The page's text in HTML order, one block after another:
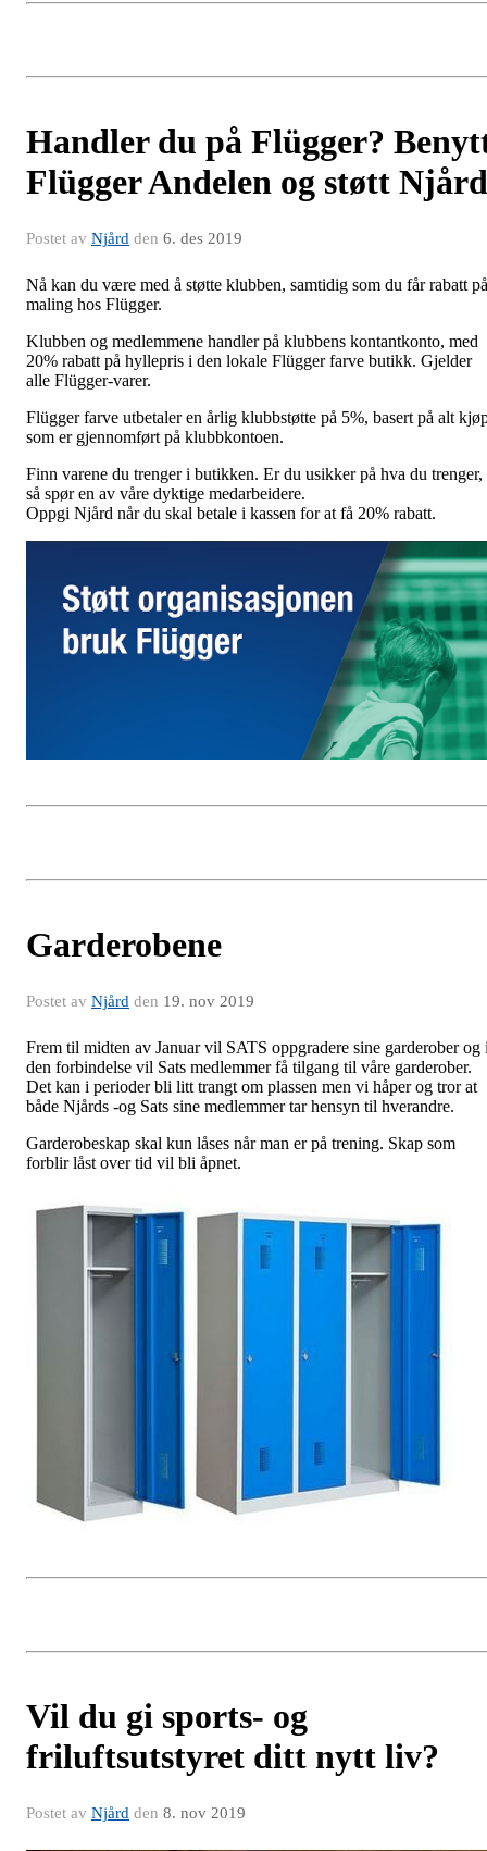
Handler du på Flügger?
Flügger Andelen og støtt Njård
Postet av Njård den 6. des 2019
Nå kan du være med å støtte klubben, samtidig som du får rabatt på
maling hos Flügger.
Klubben og medlemmene handler på klubbens kontantkonto, med
20% rabatt på hyllepris i den lokale Flügger farve butikk. Gjelder
alle Flügger-varer.
Flügger farve utbetaler en årlig klubbstøtte på 5%, basert på alt
som er gjennomført på klubbkontoen.
Finn varene du trenger i butikken. Er du usikker på hva du trenger,
så spør en av våre dyktige medarbeidere.
Oppgi Njård når du skal betale i kassen for at få 20% rabatt.
Garderobene
Postet av Njård den 19. nov 2019
Frem til midten av Januar vil SATS oppgradere sine garderober og
den forbindelse vil Sats medlemmer få tilgang til våre garderober.
Det kan i perioder bli litt trangt om plassen men vi håper og tror at
både Njårds -og Sats sine medlemmer tar hensyn til hverandre.
Garderobeskap skal kun låses når man er på trening. Skap som
forblir låst over tid vil bli åpnet.
Vil du gi sports- og
friluftsutstyret ditt nytt liv?
Postet av Njård den 8. nov 2019